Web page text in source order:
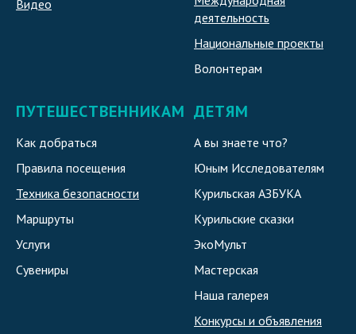
Видео
деятельность
Национальные проекты
Волонтерам
ПУТЕШЕСТВЕННИКАМ
Как добраться
Правила посещения
Техника безопасности
Маршруты
Услуги
Сувениры
ДЕТЯМ
А вы знаете что?
Юным Исследователям
Курильская АЗБУКА
Курильские сказки
ЭкоМульт
Мастерская
Наша галерея
Конкурсы и объявления